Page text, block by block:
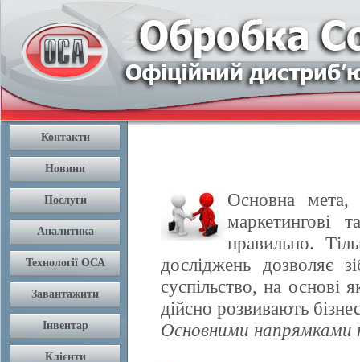
Основна мета,
маркетингові
правильно.
досліджень дозволяє
суспільство, на основі
дійсно розвивають
Основними напрямками